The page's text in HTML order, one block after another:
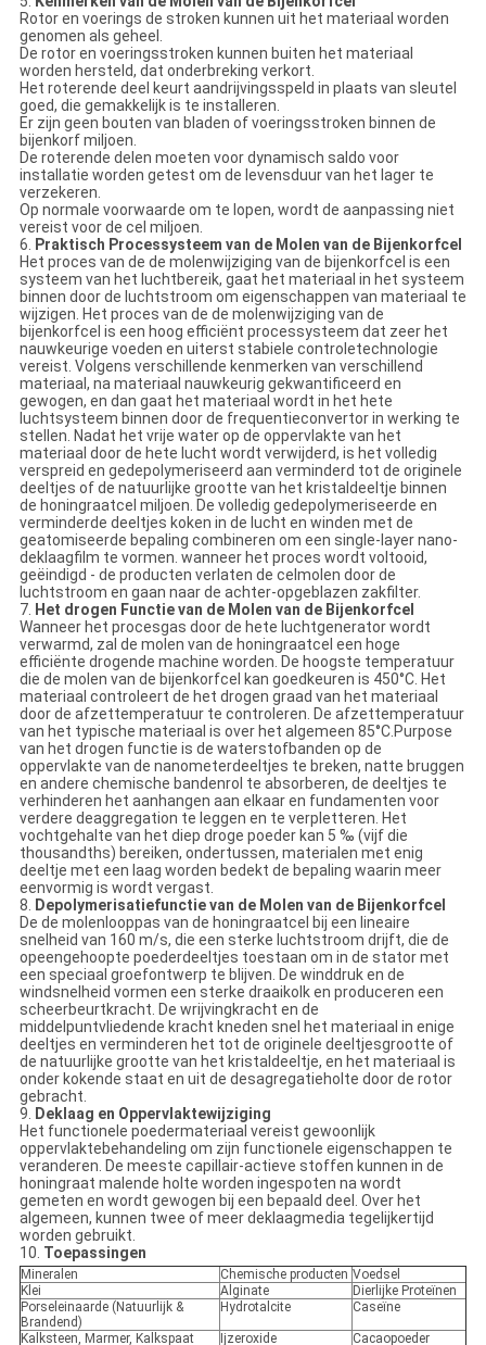
Rotor en voerings de stroken kunnen uit het materiaal worden
genomen als geheel.
De rotor en voeringsstroken kunnen buiten het materiaal
worden hersteld, dat onderbreking verkort.
Het roterende deel keurt aandrijvingsspeld in plaats van sleutel
goed, die gemakkelijk is te installeren.
Er zijn geen bouten van bladen of voeringsstroken binnen de
bijenkorf miljoen.
De roterende delen moeten voor dynamisch saldo voor
installatie worden getest om de levensduur van het lager te
verzekeren.
Op normale voorwaarde om te lopen, wordt de aanpassing niet
vereist voor de cel miljoen.
6. Praktisch Processysteem van de Molen van de Bijenkorfcel
Het proces van de de molenwijziging van de bijenkorfcel is een
systeem van het luchtbereik, gaat het materiaal in het systeem
binnen door de luchtstroom om eigenschappen van materiaal te
wijzigen. Het proces van de de molenwijziging van de
bijenkorfcel is een hoog efficiënt processysteem dat zeer het
nauwkeurige voeden en uiterst stabiele controletechnologie
vereist. Volgens verschillende kenmerken van verschillend
materiaal, na materiaal nauwkeurig gekwantificeerd en
gewogen, en dan gaat het materiaal wordt in het hete
luchtsysteem binnen door de frequentieconvertor in werking te
stellen. Nadat het vrije water op de oppervlakte van het
materiaal door de hete lucht wordt verwijderd, is het volledig
verspreid en gedepolymeriseerd aan verminderd tot de originele
deeltjes of de natuurlijke grootte van het kristaldeeltje binnen
de honingraatcel miljoen. De volledig gedepolymeriseerde en
verminderde deeltjes koken in de lucht en winden met de
geatomiseerde bepaling combineren om een single-layer nano-
deklaagfilm te vormen. wanneer het proces wordt voltooid,
geëindigd - de producten verlaten de celmolen door de
luchtstroom en gaan naar de achter-opgeblazen zakfilter.
7. Het drogen Functie van de Molen van de Bijenkorfcel
Wanneer het procesgas door de hete luchtgenerator wordt
verwarmd, zal de molen van de honingraatcel een hoge
efficiënte drogende machine worden. De hoogste temperatuur
die de molen van de bijenkorfcel kan goedkeuren is 450°C. Het
materiaal controleert de het drogen graad van het materiaal
door de afzettemperatuur te controleren. De afzettemperatuur
van het typische materiaal is over het algemeen 85°C.Purpose
van het drogen functie is de waterstofbanden op de
oppervlakte van de nanometerdeeltjes te breken, natte bruggen
en andere chemische bandenrol te absorberen, de deeltjes te
verhinderen het aanhangen aan elkaar en fundamenten voor
verdere deaggregation te leggen en te verpletteren. Het
vochtgehalte van het diep droge poeder kan 5 ‰ (vijf die
thousandths) bereiken, ondertussen, materialen met enig
deeltje met een laag worden bedekt de bepaling waarin meer
eenvormig is wordt vergast.
8. Depolymerisatiefunctie van de Molen van de Bijenkorfcel
De de molenlooppas van de honingraatcel bij een lineaire
snelheid van 160 m/s, die een sterke luchtstroom drijft, die de
opeengehoopte poederdeeltjes toestaan om in de stator met
een speciaal groefontwerp te blijven. De winddruk en de
windsnelheid vormen een sterke draaikolk en produceren een
scheerbeurtkracht. De wrijvingkracht en de
middelpuntvliedende kracht kneden snel het materiaal in enige
deeltjes en verminderen het tot de originele deeltjesgrootte of
de natuurlijke grootte van het kristaldeeltje, en het materiaal is
onder kokende staat en uit de desagregatieholte door de rotor
gebracht.
9. Deklaag en Oppervlaktewijziging
Het functionele poedermateriaal vereist gewoonlijk
oppervlaktebehandeling om zijn functionele eigenschappen te
veranderen. De meeste capillair-actieve stoffen kunnen in de
honingraat malende holte worden ingespoten na wordt
gemeten en wordt gewogen bij een bepaald deel. Over het
algemeen, kunnen twee of meer deklaagmedia tegelijkertijd
worden gebruikt.
10. Toepassingen
Mineralen Chemische producten Voedsel
Klei
Alginate
Dierlijke Proteïnen
Porseleinaarde (Natuurlijk &
Brandend)
Hydrotalcite Caseïne
Kalksteen, Marmer, Kalkspaat Ijzeroxide
Cacaopoeder